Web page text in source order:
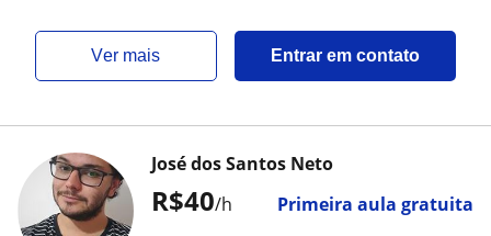
ver mais Entrar em contato
R$40/h Primeira aula gratuita
José dos Santos Neto